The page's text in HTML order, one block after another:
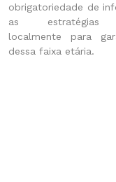
obrigatoriedade de
as estratégias
localmente para
dessa faixa etária.